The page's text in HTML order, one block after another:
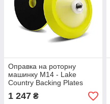
Оправка на роторну
машинку М14 - Lake
Country Backing Plates
Yellow Urethane Rotary
125 мм (43-125WH-14MM)
1 247 ₴